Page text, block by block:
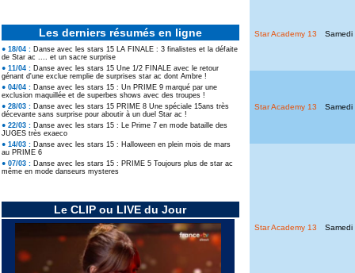
Les derniers résumés en ligne
● 18/04 : Danse avec les stars 15 LA FINALE : 3 finalistes et la défaite
de Star ac .... et un sacre surprise
● 11/04 : Danse avec les stars 15 Une 1/2 FINALE avec le retour
génant d'une exclue remplie de surprises star ac dont Ambre !
● 04/04 : Danse avec les stars 15 : Un PRIME 9 marqué par une
exclusion maquillée et de superbes shows avec des troupes !
● 28/03 : Danse avec les stars 15 PRIME 8 Une spéciale 15ans très
décevante sans surprise pour aboutir à un duel Star ac !
● 22/03 : Danse avec les stars 15 : Le Prime 7 en mode bataille des
JUGES très exaeco
● 14/03 : Danse avec les stars 15 : Halloween en plein mois de mars
au PRIME 6
● 07/03 : Danse avec les stars 15 : PRIME 5 Toujours plus de star ac
même en mode danseurs mysteres
Le CLIP ou LIVE du Jour
Star Academy 13 Samedi
Star Academy 13 Samedi
Star Academy 13 Samedi